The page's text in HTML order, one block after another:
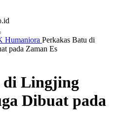
Humaniora Perkakas Batu di
pada Zaman Es
di Lingjing
Dibuat pada